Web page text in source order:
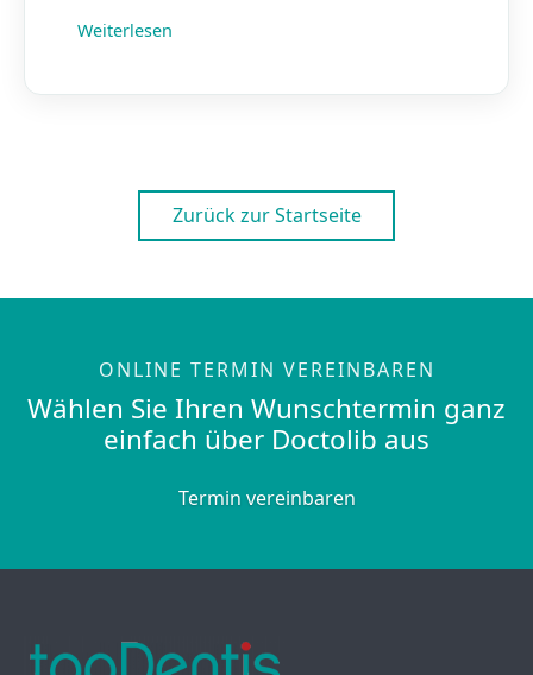
Weiterlesen
Zurück zur Startseite
ONLINE TERMIN VEREINBAREN
Wählen Sie Ihren Wunschtermin ganz
einfach über Doctolib aus
Termin vereinbaren